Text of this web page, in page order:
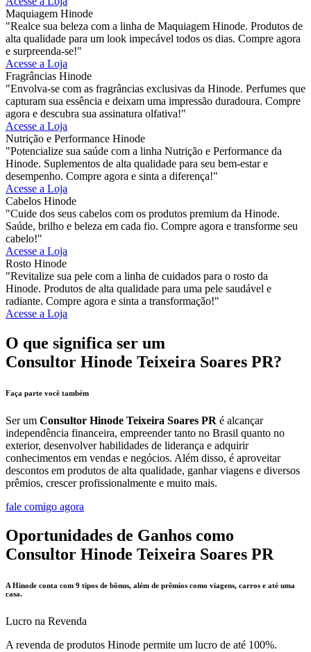
Maquiagem Hinode
"Realce sua beleza com a linha de Maquiagem Hinode. Produtos de
alta qualidade para um look impecável todos os dias. Compre agora
e surpreenda-se!"
Acesse a Loja
Fragrâncias Hinode
"Envolva-se com as fragrâncias exclusivas da Hinode. Perfumes que
capturam sua essência e deixam uma impressão duradoura. Compre
agora e descubra sua assinatura olfativa!"
Acesse a Loja
Nutrição e Performance Hinode
"Potencialize sua saúde com a linha Nutrição e Performance da
Hinode. Suplementos de alta qualidade para seu bem-estar e
desempenho. Compre agora e sinta a diferença!"
Acesse a Loja
Cabelos Hinode
"Cuide dos seus cabelos com os produtos premium da Hinode.
Saúde, brilho e beleza em cada fio. Compre agora e transforme seu
cabelo!"
Acesse a Loja
Rosto Hinode
"Revitalize sua pele com a linha de cuidados para o rosto da
Hinode. Produtos de alta qualidade para uma pele saudável e
radiante. Compre agora e sinta a transformação!"
Acesse a Loja
O que significa ser um
Consultor Hinode Teixeira Soares PR?
Faça parte você também
Ser um Consultor Hinode Teixeira Soares PR é alcançar
independência financeira, empreender tanto no Brasil quanto no
exterior, desenvolver habilidades de liderança e adquirir
conhecimentos em vendas e negócios. Além disso, é aproveitar
descontos em produtos de alta qualidade, ganhar viagens e diversos
prêmios, crescer profissionalmente e muito mais.
fale comigo agora
Oportunidades de Ganhos como
Consultor Hinode Teixeira Soares PR
A Hinode conta com 9 tipos de bônus, além de prêmios como viagens, carros e até uma
casa.
Lucro na Revenda
A revenda de produtos Hinode permite um lucro de até 100%.